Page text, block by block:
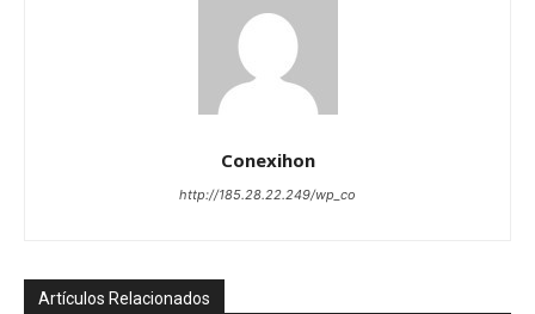
Conexihon
http://185.28.22.249/wp_co
Artículos Relacionados